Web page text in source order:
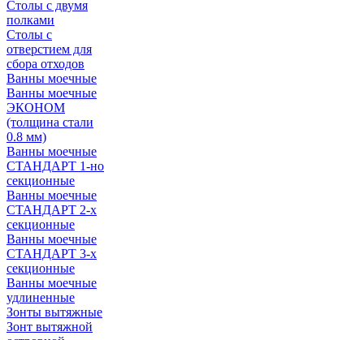
Столы с двумя
полками
Столы с
отверстием для
сбора отходов
Ванны моечные
Ванны моечные
ЭКОНОМ
(толщина стали
0.8 мм)
Ванны моечные
СТАНДАРТ 1-но
секционные
Ванны моечные
СТАНДАРТ 2-х
секционные
Ванны моечные
СТАНДАРТ 3-х
секционные
Ванны моечные
удлиненные
Зонты вытяжные
Зонт вытяжной